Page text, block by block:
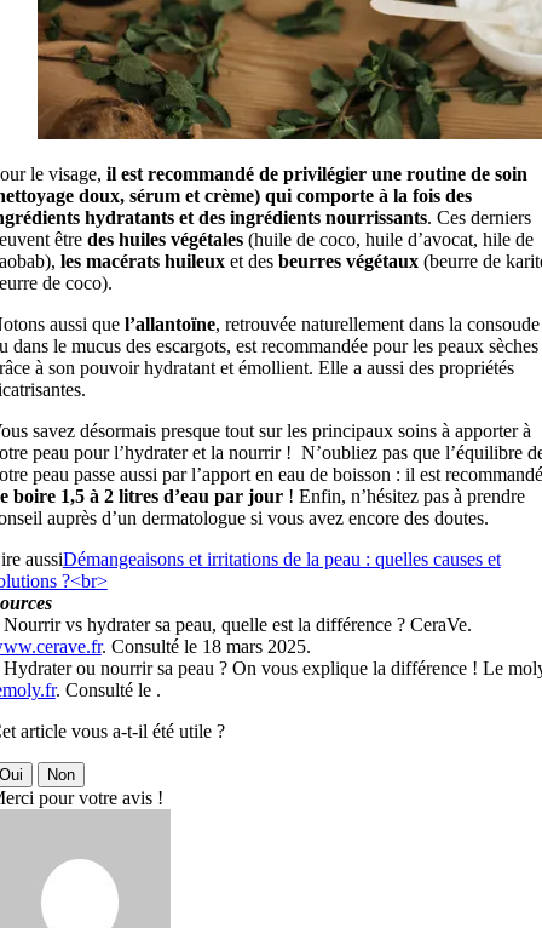
le visage, il est recommandé de privilégier une routine de soin
doux, sérum et crème) qui comporte à la fois des
hydratants et des ingrédients nourrissants. Ces derniers
être des huiles végétales(huile de coco, huile d’avocat, hile de
les macérats huileuxet des beurres végétaux(beurre de
de coco).
aussi que l’allantoïne, retrouvée naturellement dans la consoude
dans le mucus des escargots, est recommandée pour les peaux sèches
à son pouvoir hydratant et émollient. Elle a aussi des propriétés
savez désormais presque tout sur les principaux soins à apporter à
peau pour l’hydrater et la nourrir ! N’oubliez pas que l’équilibre
peau passe aussi par l’apport en eau de boisson : il est recommandé
boire 1,5 à 2 litres d’eau par jour! Enfin, n’hésitez pas à prendre
auprès d’un dermatologue si vous avez encore des doutes.
aussiDémangeaisons et irritations de la peau : quelles causes et
?<br>
vs hydrater sa peau, quelle est la différence ? CeraVe.
. Consulté le 18 mars 2025.
Hydrater ou nourrir sa peau ? On vous explique la différence ! Le
. Consulté le .
article vous a-t-il été utile ?
Non
pour votre avis !